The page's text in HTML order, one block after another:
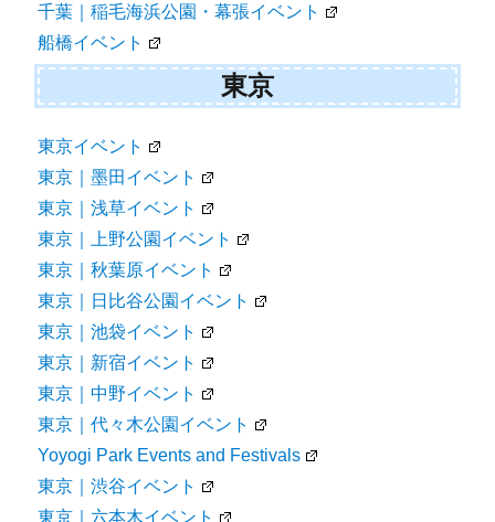
千葉｜稲毛海浜公園・幕張イベント
船橋イベント
東京
東京イベント
東京｜墨田イベント
東京｜浅草イベント
東京｜上野公園イベント
東京｜秋葉原イベント
東京｜日比谷公園イベント
東京｜池袋イベント
東京｜新宿イベント
東京｜中野イベント
東京｜代々木公園イベント
Yoyogi Park Events and Festivals
東京｜渋谷イベント
東京｜六本木イベント